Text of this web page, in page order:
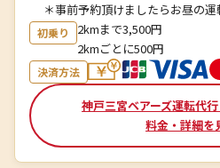
＊事前予約頂けましたらお昼の運
初乗り
2kmまで3,500円
2kmごとに500円
決済方法
神戸三宮ベアーズ運転代
料金・詳細を